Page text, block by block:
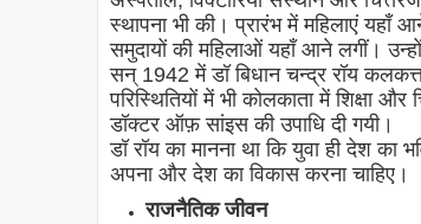
स्थापना भी की। प्रारंभ में महिलाएं
समुदायों की महिलाओं यहाँ आने लगीं।
सन् 1942 में डॉ बिधान चन्द्र रॉय
परिस्थितियों में भी कोलकाता में शिक्षा
डॉक्टर ऑफ़ सांइस की उपाधि दी गयी।
डॉ रॉय का मानना था कि युवा ही देश
अपना और देश का विकास करना चाहिए।
राजनैतिक जीवन